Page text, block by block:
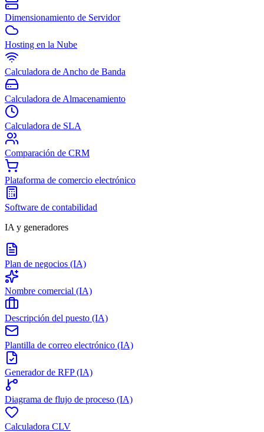
Dimensionamiento de Servidor
Hosting en la Nube
Calculadora de Ancho de Banda
Calculadora de Almacenamiento
Calculadora de SLA
Comparación de CRM
Plataforma de comercio electrónico
Software de contabilidad
IA y generadores
Plan de negocios (IA)
Nombre comercial (IA)
Descripción del puesto (IA)
Plantilla de correo electrónico (IA)
Generador de RFP (IA)
Diagrama de flujo de proceso (IA)
Calculadora CLV